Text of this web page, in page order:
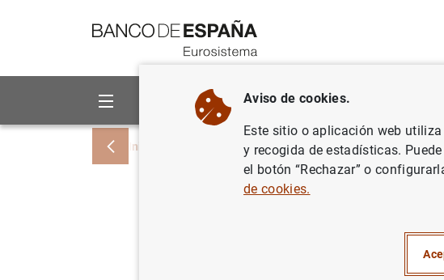
Sobre el Banco Áreas de actuación
Inicio Noticias y eventos Noticias del Banco Central
24 de junio de
Aviso de cookies.
Este sitio o aplicación web
y recogida de estadísticas.
el botón “Rechazar” o
de cookies.